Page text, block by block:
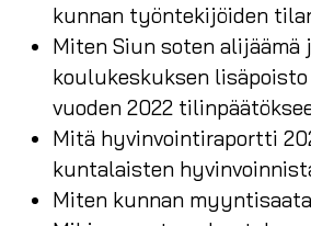
kunnan työntekijöiden
Miten Siun soten alijäämä
koulukeskuksen
vuoden 2022
Mitä hyvinvointiraportti
kuntalaisten
Miten kunnan